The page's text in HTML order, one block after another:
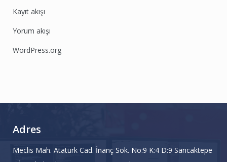
Kayıt akışı
Yorum akışı
WordPress.org
Adres
Meclis Mah. Atatürk Cad. İnanç Sok. No:9 K:4 D:9 Sancaktepe